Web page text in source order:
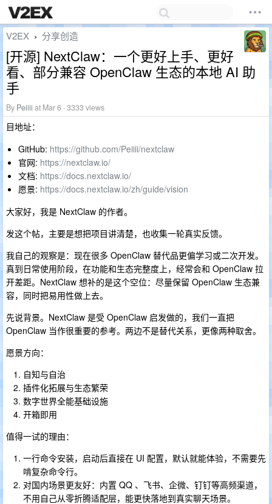
V2EX › 分享创造
[开源] NextClaw：一个更好上手、更好
看、部分兼容 OpenClaw 生态的本地 AI 助
手
By Peiiii at Mar 6 · 3333 views
目地址：
GitHub: https://github.com/Peiiii/nextclaw
官网: https://nextclaw.io/
文档: https://docs.nextclaw.io/
愿景: https://docs.nextclaw.io/zh/guide/vision
大家好，我是 NextClaw 的作者。
发这个帖，主要是想把项目讲清楚，也收集一轮真实反馈。
我自己的观察是：现在很多 OpenClaw 替代品更偏学习或二次开发。
真到日常使用阶段，在功能和生态完整度上，经常会和 OpenClaw 拉
开差距。NextClaw 想补的是这个空位：尽量保留 OpenClaw 生态兼
容，同时把易用性做上去。
先说背景。NextClaw 是受 OpenClaw 启发做的，我们一直把
OpenClaw 当作很重要的参考。两边不是替代关系，更像两种取舍。
愿景方向：
自知与自治
插件化拓展与生态繁荣
数字世界全能基础设施
开箱即用
值得一试的理由：
一行命令安装，启动后直接在 UI 配置，默认就能体验，不需要先
啃复杂命令行。
对国内场景更友好：内置 QQ 、飞书、企微、钉钉等高频渠道，
不用自己从零折腾适配层，能更快落地到真实聊天场景。